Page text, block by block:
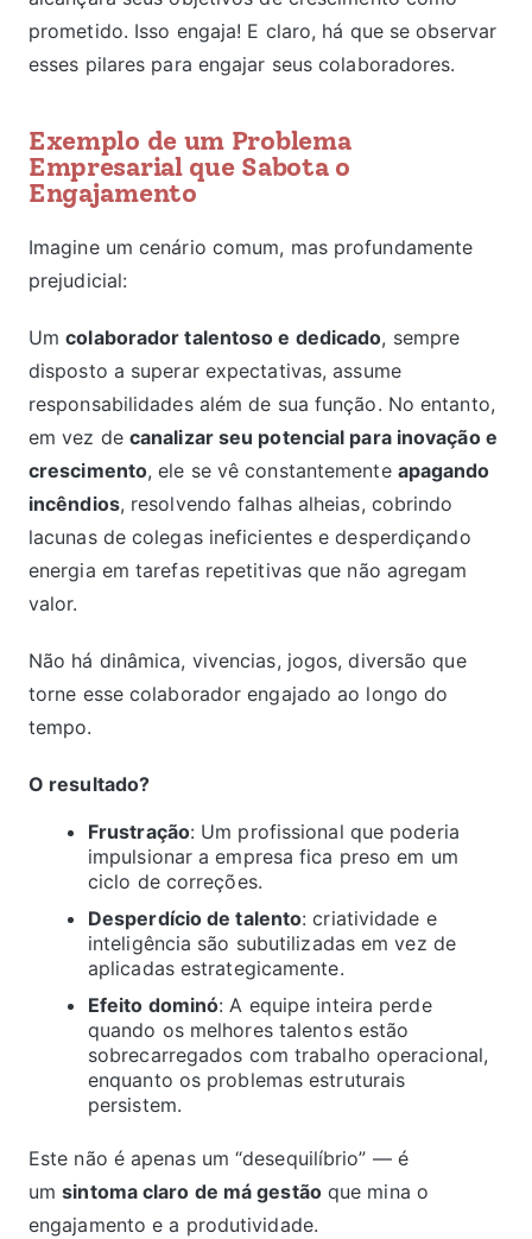
prometido. Isso engaja! E claro, há que se observar
esses pilares para engajar seus colaboradores.
Exemplo de um Problema
Empresarial que Sabota o
Engajamento
Imagine um cenário comum, mas profundamente
prejudicial:
Umcolaborador talentoso e dedicado, sempre
disposto a superar expectativas, assume
responsabilidades além de sua função. No entanto,
em vez de canalizar seu potencial para inovação e
crescimento, ele se vê constantemente apagando
incêndios, resolvendo falhas alheias, cobrindo
lacunas de colegas ineficientes e desperdiçando
energia em tarefas repetitivas que não agregam
valor.
Não há dinâmica, vivencias, jogos, diversão que
torne esse colaborador engajado ao longo do
tempo.
O resultado?
Frustração: Um profissional que poderia
impulsionar a empresa fica preso em um
ciclo de correções.
Desperdício de talento: criatividade e
inteligência são subutilizadas em vez de
aplicadas estrategicamente.
Efeito dominó: A equipe inteira perde
quando os melhores talentos estão
sobrecarregados com trabalho operacional,
enquanto os problemas estruturais
persistem.
Este não é apenas um “desequilíbrio” — é
umsintoma claro de má gestãoque mina o
engajamento e a produtividade.